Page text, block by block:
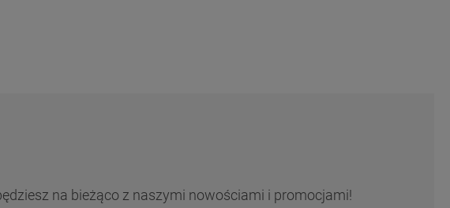
na bieżąco z naszymi nowościami i promocjami!